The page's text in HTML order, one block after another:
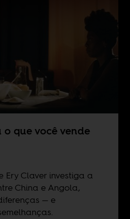
que você vende
Ery Claver investiga a
China e Angola,
— e